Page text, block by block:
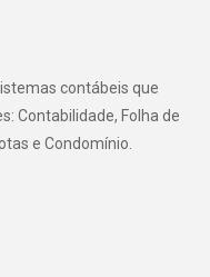
contábeis que
Contabilidade, Folha de
e Condomínio.